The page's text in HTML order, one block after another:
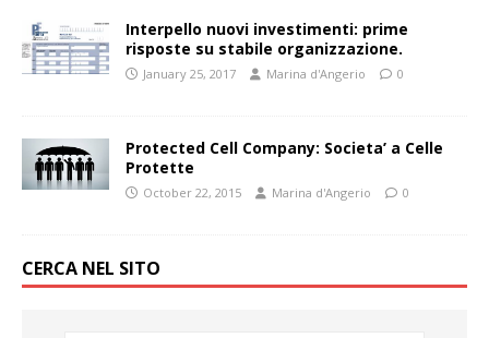
Interpello nuovi investimenti: prime
risposte su stabile organizzazione.
January 25, 2017 Marina d'Angerio 0
Protected Cell Company: Societa’ a Celle
Protette
October 22, 2015 Marina d'Angerio 0
CERCA NEL SITO